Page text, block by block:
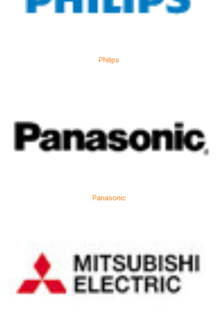
Philips
Panasonic